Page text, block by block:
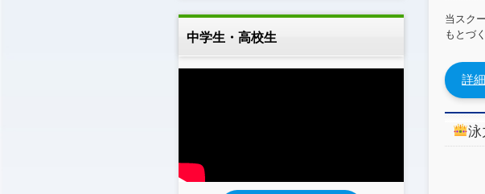
当スク
もとづ
詳
中学生・高校生